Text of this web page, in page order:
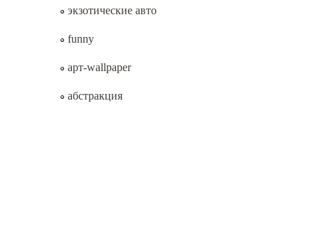
экзотические авто
funny
арт-wallpaper
абстракция